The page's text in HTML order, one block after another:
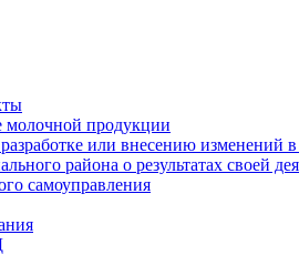
продукции
или внесению изменений
района о результатах своей
самоуправления